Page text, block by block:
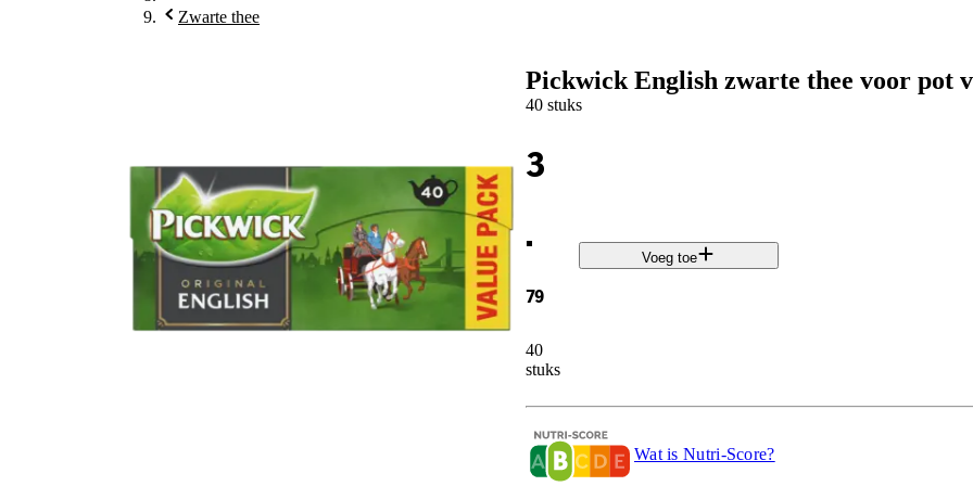
Zwarte thee
Pickwick English zwarte thee voor pot
40 stuks
3
.
79
40
stuks
Voeg toe
Wat is Nutri-Score?